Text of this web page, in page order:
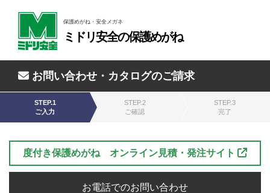
保護めがね・安全メガネ
ミドリ安全の保護めがね
お問い合わせ・カタログのご請求
STEP.1
ご入力
STEP.2
ご確認
STEP.3
完了
度付き保護めがね オンライン見積・発注サイト
お電話でのお問い合わせ